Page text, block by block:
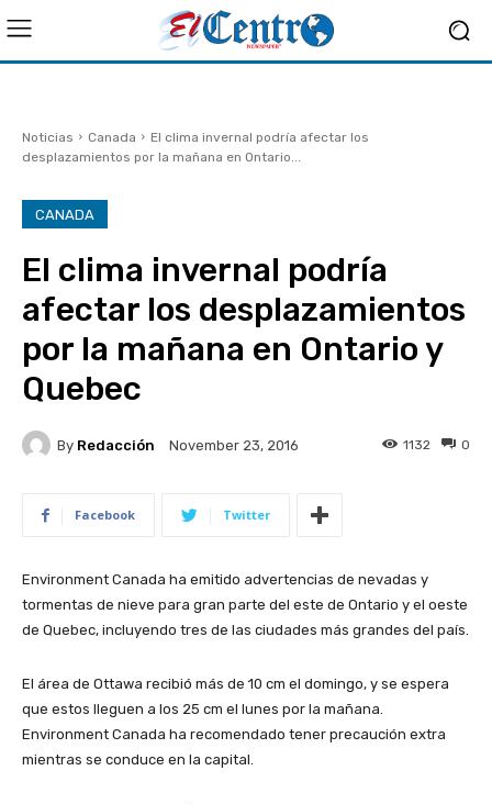
Noticias Canada
El clima invernal podría afectar los
desplazamientos por la mañana en Ontario...
CANADA
El clima invernal podría
afectar los desplazamientos
por la mañana en Ontario y
Quebec
By Redacción November 23, 2016 0
1132
Facebook Twitter
Environment Canada ha emitido advertencias de nevadas y
tormentas de nieve para gran parte del este de Ontario y el oeste
de Quebec, incluyendo tres de las ciudades más grandes del país.
El área de Ottawa recibió más de 10 cm el domingo, y se espera
que estos lleguen a los 25 cm el lunes por la mañana.
Environment Canada ha recomendado tener precaución extra
mientras se conduce en la capital.